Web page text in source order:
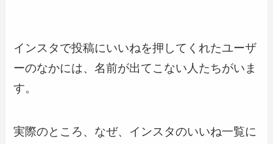
インスタで投稿にいいねを押してくれたユーザ
ーのなかには、名前が出てこない人たちがいま
す。
実際のところ、なぜ、インスタのいいね一覧に